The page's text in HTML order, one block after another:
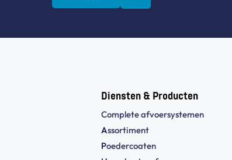
Diensten & Producten
Complete afvoersystemen
Assortiment
Poedercoaten